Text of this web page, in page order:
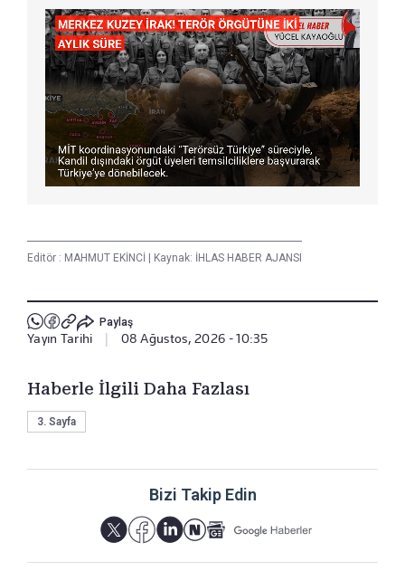
Editör : MAHMUT EKİNCİ | Kaynak: İHLAS HABER AJANSI
Paylaş
Yayın Tarihi 08 Ağustos, 2026 - 10:35
Haberle İlgili Daha Fazlası
3. Sayfa
Bizi Takip Edin